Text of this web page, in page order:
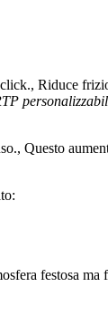
Riduce
Questo
festosa